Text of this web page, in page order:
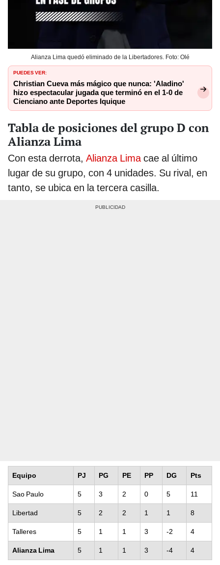
Alianza Lima quedó eliminado de la Libertadores. Foto: Olé
PUEDES VER:
Christian Cueva más mágico que nunca: 'Aladino'
hizo espectacular jugada que terminó en el 1-0 de
Cienciano ante Deportes Iquique
Tabla de posiciones del grupo D con
Alianza Lima
Con esta derrota, Alianza Limacae al último
lugar de su grupo, con 4 unidades. Su rival, en
tanto, se ubica en la tercera casilla.
Equipo PJ PG PE PP DG Pts
Sao Paulo 5 3 2 0 5 11
Libertad 5 2 2 1 1 8
Talleres 5 1 1 3 -2 4
Alianza Lima 5 1 1 3 -4 4